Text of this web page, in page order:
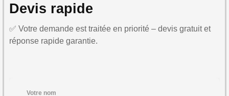
Devis rapide
✅ Votre demande est traitée en priorité – devis gratuit et
réponse rapide garantie.
Votre nom